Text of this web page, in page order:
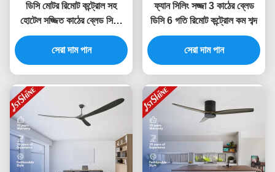
ডিসি মোটর রিমোট কন্ট্রোল সহ
হোটেল সজ্জিত কাঠের ব্লেড সিলিং
ফ্যান
সেরা দাম পান
ফ্যান সিলিং সজ্জা 3 কাঠের ব্লেড
ডিসি 6 গতি রিমোট কন্ট্রোল কম শব্দ
সেরা দাম পান